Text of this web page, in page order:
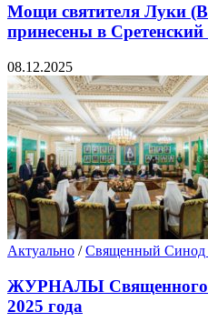
Мощи святителя Луки
принесены в
08.12.2025
Актуально /Священный Синод
ЖУРНАЛЫ Священного
2025 года